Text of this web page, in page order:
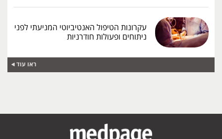
עקרונות הטיפול האנטיביוטי המניעתי לפני
ניתוחים ופעולות חודרניות
ראו עוד